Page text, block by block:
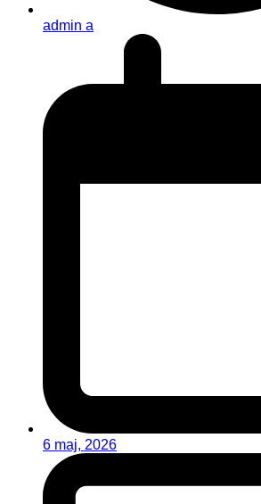
admin a
6 maj, 2026